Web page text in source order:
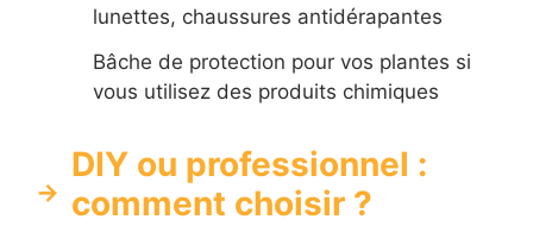
lunettes, chaussures antidérapantes
Bâche de protection pour vos plantes si
vous utilisez des produits chimiques
DIY ou professionnel :
comment choisir ?